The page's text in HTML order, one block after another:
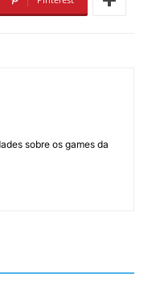
sobre os games da